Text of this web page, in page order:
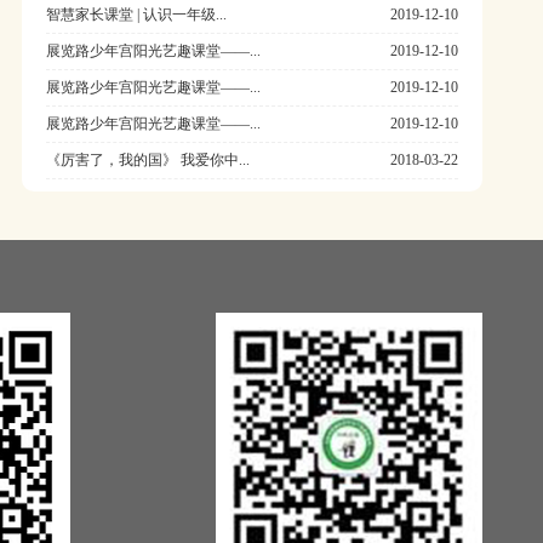
智慧家长课堂 | 认识一年级... 2019-12-10
展览路少年宫阳光艺趣课堂——... 2019-12-10
展览路少年宫阳光艺趣课堂——... 2019-12-10
展览路少年宫阳光艺趣课堂——... 2019-12-10
《厉害了，我的国》 我爱你中... 2018-03-22